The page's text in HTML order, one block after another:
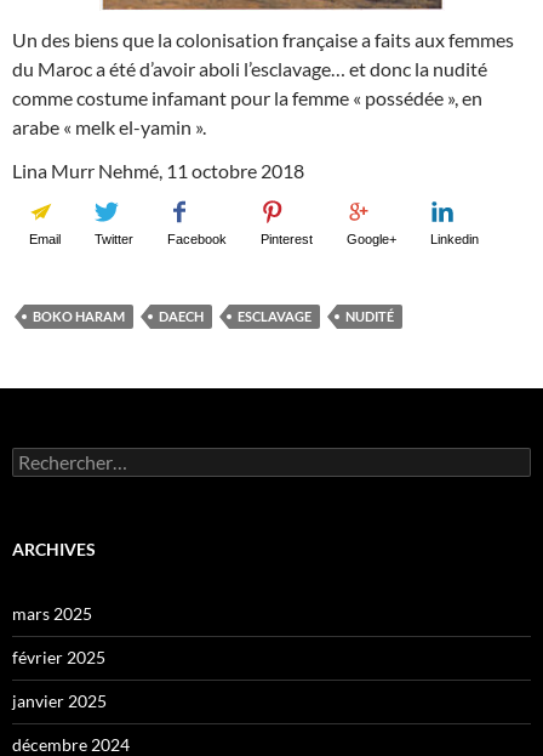
Un des biens que la colonisation française a faits aux femmes
du Maroc a été d’avoir aboli l’esclavage… et donc la nudité
comme costume infamant pour la femme « possédée », en
arabe « melk el-yamin ».
Lina Murr Nehmé, 11 octobre 2018
Email Twitter Facebook Pinterest Google+ Linkedin
BOKO HARAM DAECH ESCLAVAGE NUDITÉ
Rechercher :
ARCHIVES
mars 2025
février 2025
janvier 2025
décembre 2024